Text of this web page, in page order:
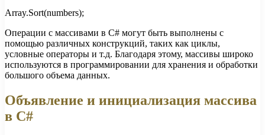
Array.Sort(numbers);
Операции с массивами в C# могут быть выполнены с
помощью различных конструкций, таких как циклы,
условные операторы и т.д. Благодаря этому, массивы широко
используются в программировании для хранения и обработки
большого объема данных.
Объявление и инициализация массива
в C#